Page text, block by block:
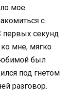
мое
с
секунд
мне, мягко
был
под гнетом
разговор.